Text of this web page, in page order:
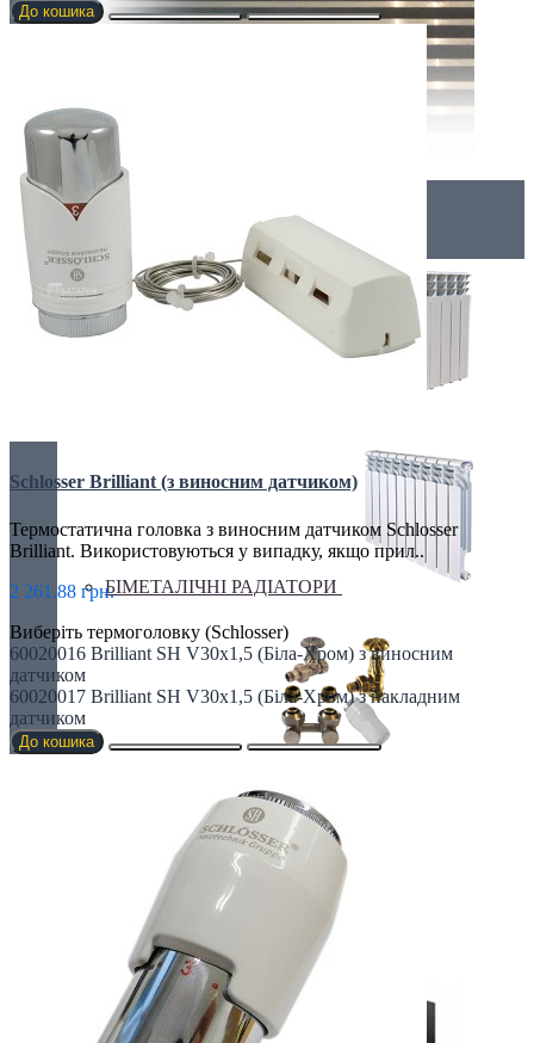
БІМЕТАЛІЧНІ РАДІАТОРИ
Дизайнерські
До кошика
Schlosser Brilliant (з виносним датчиком)
Термостатична головка з виносним датчиком Schlosser
Brilliant. Використовуються у випадку, якщо прил..
2 261.88 грн.
Виберіть термоголовку (Schlosser)
60020016 Brilliant SH V30x1,5 (Біла-Хром) з виносним
датчиком
60020017 Brilliant SH V30x1,5 (Біла-Хром) з накладним
датчиком
До кошика